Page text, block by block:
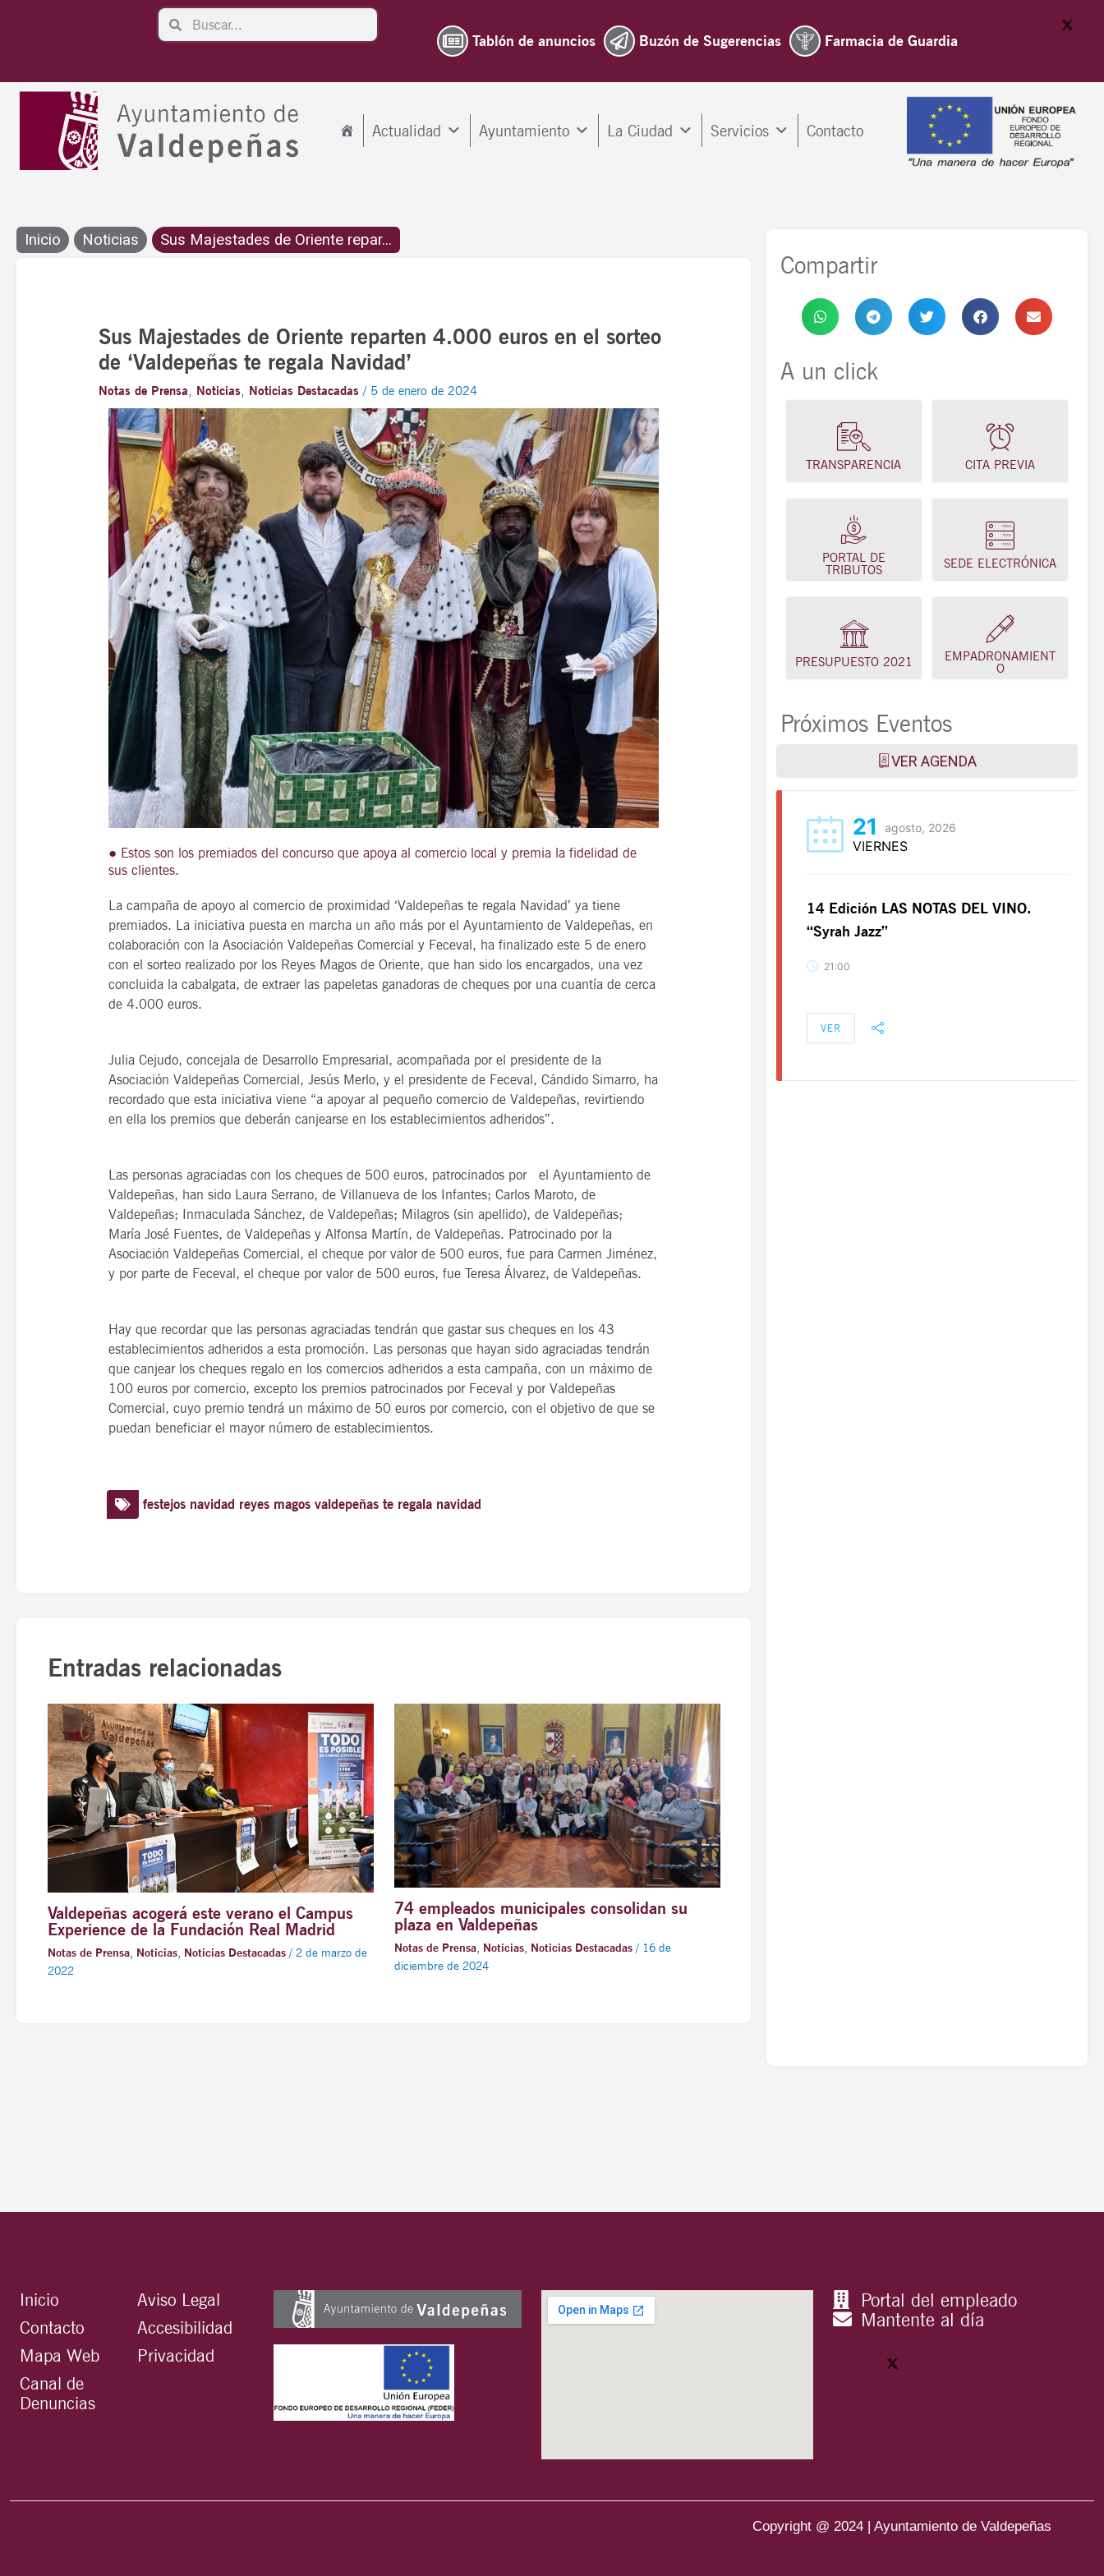
SearchSearch
Tablón de anuncios Buzón de Sugerencias Farmacia de Guardia
Actualidad Ayuntamiento La Ciudad Servicios Contacto
Inicio Noticias Sus Majestades de Oriente repar...
Sus Majestades de Oriente reparten 4.000 euros en el sorteo
de ‘Valdepeñas te regala Navidad’
Notas de Prensa, Noticias, Noticias Destacadas / 5 de enero de 2024
● Estos son los premiados del concurso que apoya al comercio local y premia la fidelidad de
sus clientes.
La campaña de apoyo al comercio de proximidad ‘Valdepeñas te regala Navidad’ ya tiene
premiados. La iniciativa puesta en marcha un año más por el Ayuntamiento de Valdepeñas, en
colaboración con la Asociación Valdepeñas Comercial y Feceval, ha finalizado este 5 de enero
con el sorteo realizado por los Reyes Magos de Oriente, que han sido los encargados, una vez
concluida la cabalgata, de extraer las papeletas ganadoras de cheques por una cuantía de cerca
de 4.000 euros.
Julia Cejudo, concejala de Desarrollo Empresarial, acompañada por el presidente de la
Asociación Valdepeñas Comercial, Jesús Merlo, y el presidente de Feceval, Cándido Simarro, ha
recordado que esta iniciativa viene “a apoyar al pequeño comercio de Valdepeñas, revirtiendo
en ella los premios que deberán canjearse en los establecimientos adheridos”.
Las personas agraciadas con los cheques de 500 euros, patrocinados por el Ayuntamiento de
Valdepeñas, han sido Laura Serrano, de Villanueva de los Infantes; Carlos Maroto, de
Valdepeñas; Inmaculada Sánchez, de Valdepeñas; Milagros (sin apellido), de Valdepeñas;
María José Fuentes, de Valdepeñas y Alfonsa Martín, de Valdepeñas. Patrocinado por la
Asociación Valdepeñas Comercial, el cheque por valor de 500 euros, fue para Carmen Jiménez,
y por parte de Feceval, el cheque por valor de 500 euros, fue Teresa Álvarez, de Valdepeñas.
Hay que recordar que las personas agraciadas tendrán que gastar sus cheques en los 43
establecimientos adheridos a esta promoción. Las personas que hayan sido agraciadas tendrán
que canjear los cheques regalo en los comercios adheridos a esta campaña, con un máximo de
100 euros por comercio, excepto los premios patrocinados por Feceval y por Valdepeñas
Comercial, cuyo premio tendrá un máximo de 50 euros por comercio, con el objetivo de que se
puedan beneficiar el mayor número de establecimientos.
festejos navidad reyes magos valdepeñas te regala navidad
Entradas relacionadas
Valdepeñas acogerá este verano el Campus
Experience de la Fundación Real Madrid
Notas de Prensa, Noticias, Noticias Destacadas/ 2 de marzo de
2022
74 empleados municipales consolidan su
plaza en Valdepeñas
Notas de Prensa, Noticias, Noticias Destacadas/ 16 de
diciembre de 2024
Compartir
A un click
TRANSPARENCIA CITA PREVIA
PORTAL DE
TRIBUTOS
SEDE ELECTRÓNICA
PRESUPUESTO 2021
EMPADRONAMIENT
O
Próximos Eventos
VER AGENDA
21 agosto, 2026
VIERNES
14 Edición LAS NOTAS DEL VINO.
“Syrah Jazz”
21:00
21 agosto, 2026
VIERNES
14 Edición LAS NOTAS DEL VINO.
“Syrah Jazz”
21:00
21 agosto, 2026
VIERNES
14 Edición LAS NOTAS DEL VINO.
“Syrah Jazz”
21:00
VER
Inicio
Contacto
Mapa Web
Canal de
Denuncias
Aviso Legal
Accesibilidad
Privacidad
Portal del empleado
Mantente al día
Copyright @ 2024 | Ayuntamiento de Valdepeñas